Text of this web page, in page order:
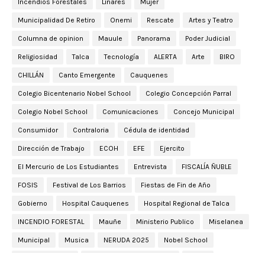
Incendios Forestales Linares Mujer
Municipalidad De Retiro Onemi Rescate Artes y Teatro
Columna de opinion Mauule Panorama Poder Judicial
Religiosidad Talca Tecnología ALERTA Arte BIRO
CHILLÁN Canto Emergente Cauquenes
Colegio Bicentenario Nobel School Colegio Concepción Parral
Colegio Nobel School Comunicaciones Concejo Municipal
Consumidor Contraloria Cédula de identidad
Dirección de Trabajo ECOH EFE Ejercito
El Mercurio de Los Estudiantes Entrevista FISCALÍA ÑUBLE
FOSIS Festival de Los Barrios Fiestas de Fin de Año
Gobierno Hospital Cauquenes Hospital Regional de Talca
INCENDIO FORESTAL Mauñe Ministerio Publico Miselanea
Municipal Musica NERUDA 2025 Nobel School